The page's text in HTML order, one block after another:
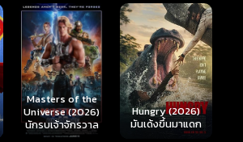
Hungry (2026)
มันเด้งขึ้นมาแดก
Ready or Not 2:
Here I Come
(2026) เกมพร้อม
ตาย 2